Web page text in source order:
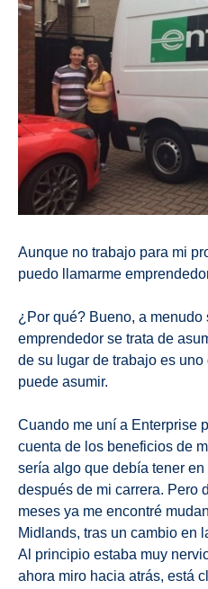
Aunque no trabajo para mi
puedo llamarme
¿Por qué? Bueno, a menudo
emprendedor se trata de
de su lugar de trabajo es
puede asumir.
Cuando me uní a Enterprise
cuenta de los beneficios de
sería algo que debía tener
después de mi carrera. Pero
meses ya me encontré
Midlands, tras un cambio en
Al principio estaba muy
ahora miro hacia atrás, está